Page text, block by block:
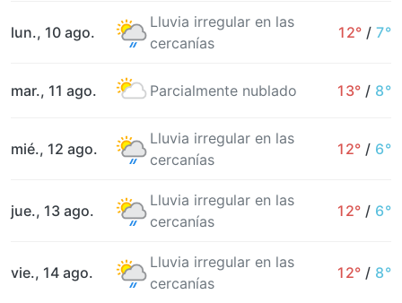
lun., 10 ago.
Lluvia irregular en las
cercanías
12° / 7°
mar., 11 ago. Parcialmente nublado 13° / 8°
mié., 12 ago.
Lluvia irregular en las
cercanías
12° / 6°
jue., 13 ago.
Lluvia irregular en las
cercanías
12° / 6°
vie., 14 ago.
Lluvia irregular en las
cercanías
12° / 8°